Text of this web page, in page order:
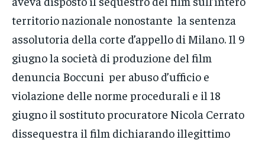
territorio nazionale nonostante la sentenza
assolutoria della corte d’appello di Milano. Il 9
giugno la società di produzione del film
denuncia Boccuni per abuso d’ufficio e
violazione delle norme procedurali e il 18
giugno il sostituto procuratore Nicola Cerrato
dissequestra il film dichiarando illegittimo